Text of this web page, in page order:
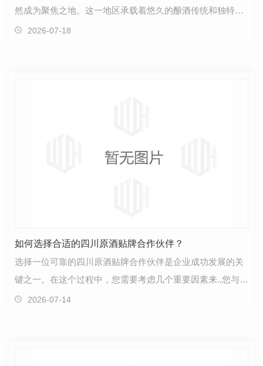
然成为聚焦之地。这一地区承载着悠久的酿酒传统和独特的
气候条件，正逐渐崭露头角，成为原酒产地优势的热门…
2026-07-18
如何选择合适的四川原酒贴牌合作伙伴？
选择一位可靠的四川原酒贴牌合作伙伴是企业成功发展的关
键之一。在这个过程中，您需要考虑几个重要因素来..您与合
作伙伴之间的合作长期稳定。首先，要..您的合作伙…
2026-07-14